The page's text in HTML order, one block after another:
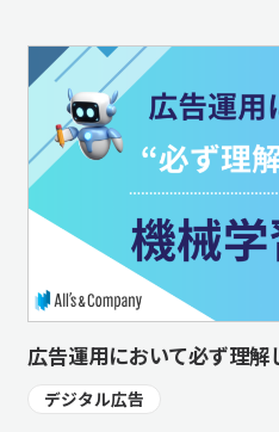
広告運用において必ず理
デジタル広告